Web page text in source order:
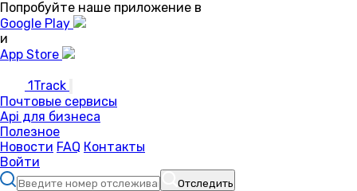
Попробуйте наше приложение в
Google Play
и
App Store
1Track
Почтовые сервисы
Api для бизнеса
Полезное
Новости FAQ Контакты
Войти
Отследить